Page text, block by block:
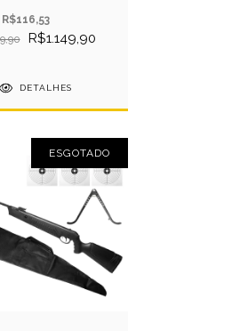
R$116,53
R$1.149,90
DETALHES
ESGOTADO